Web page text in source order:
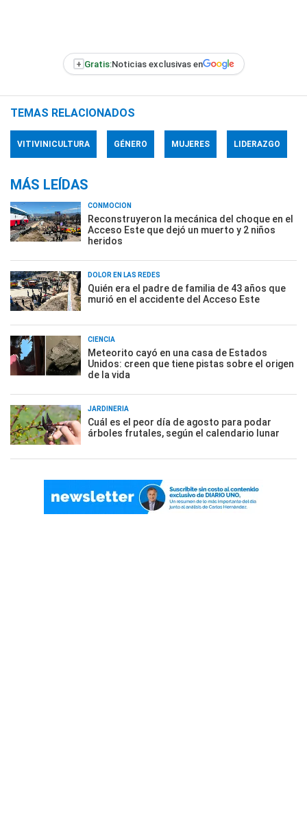
+ Gratis:Noticias exclusivas en
TEMAS RELACIONADOS
VITIVINICULTURA GÉNERO MUJERES LIDERAZGO
MÁS LEÍDAS
CONMOCIÓN
Reconstruyeron la mecánica del choque en el
Acceso Este que dejó un muerto y 2 niños
heridos
DOLOR EN LAS REDES
Quién era el padre de familia de 43 años que
murió en el accidente del Acceso Este
CIENCIA
Meteorito cayó en una casa de Estados
Unidos: creen que tiene pistas sobre el origen
de la vida
JARDINERÍA
Cuál es el peor día de agosto para podar
árboles frutales, según el calendario lunar